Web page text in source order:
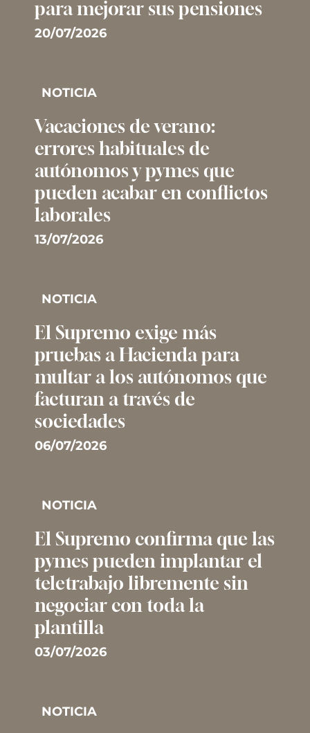
para mejorar sus pensiones
20/07/2026
NOTICIA
Vacaciones de verano:
errores habituales de
autónomos y pymes que
pueden acabar en conflictos
laborales
13/07/2026
NOTICIA
El Supremo exige más
pruebas a Hacienda para
multar a los autónomos que
facturan a través de
sociedades
06/07/2026
NOTICIA
El Supremo confirma que las
pymes pueden implantar el
teletrabajo libremente sin
negociar con toda la
plantilla
03/07/2026
NOTICIA